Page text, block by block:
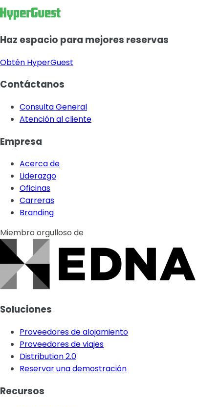
Haz espacio para mejores reservas
Obtén HyperGuest
Contáctanos
Consulta General
Atención al cliente
Empresa
Acerca de
Liderazgo
Oficinas
Carreras
Branding
Miembro orgulloso de
Soluciones
Proveedores de alojamiento
Proveedores de viajes
Distribution 2.0
Reservar una demostración
Recursos